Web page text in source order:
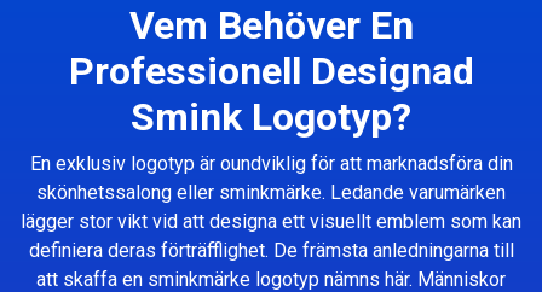
Vem Behöver En
Professionell Designad
Smink Logotyp?
En exklusiv logotyp är oundviklig för att marknadsföra din
skönhetssalong eller sminkmärke. Ledande varumärken
lägger stor vikt vid att designa ett visuellt emblem som kan
definiera deras förträfflighet. De främsta anledningarna till
att skaffa en sminkmärke logotyp nämns här. Människor